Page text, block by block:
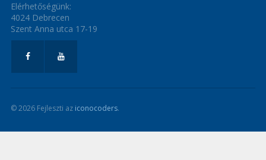
Elérhetőségünk:
4024 Debrecen
Szent Anna utca 17-19
© 2026 Fejleszti az iconocoders.